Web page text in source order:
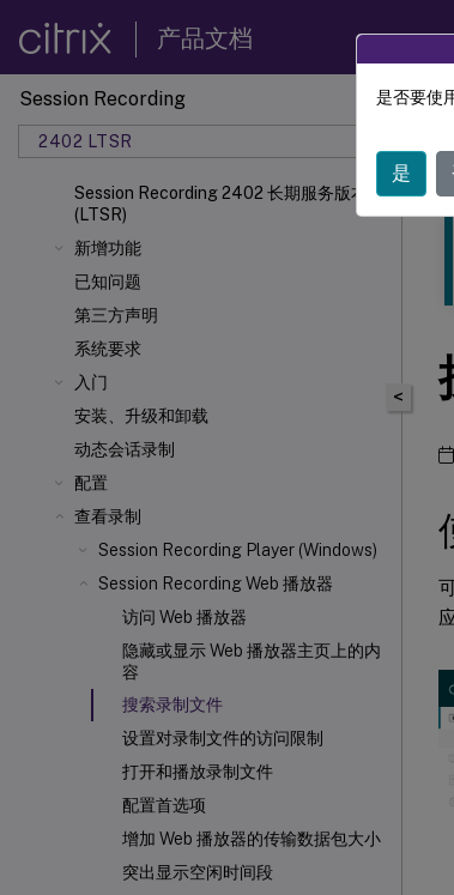
产品文档
Session Recording
2402 LTSR
Session Recording 2402 长期服务版本
(LTSR)
新增功能
已知问题
第三方声明
系统要求
入门
安装、升级和卸载
动态会话录制
配置
查看录制
Session Recording Player (Windows)
Session Recording Web 播放器
访问 Web 播放器
隐藏或显示 Web 播放器主页上的内
容
搜索录制文件
设置对录制文件的访问限制
打开和播放录制文件
配置首选项
增加 Web 播放器的传输数据包大小
突出显示空闲时间段
<
是否要使
是